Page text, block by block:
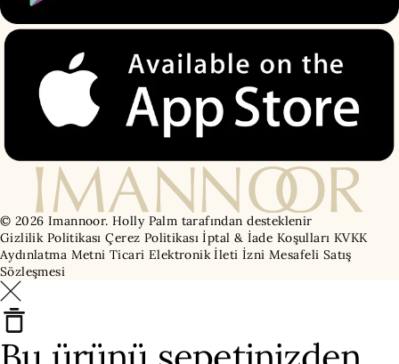
© 2026 Imannoor.Holly Palm tarafından desteklenir
Gizlilik Politikası Çerez Politikası İptal & İade Koşulları KVKK
Aydınlatma Metni Ticari Elektronik İleti İzni Mesafeli Satış
Sözleşmesi